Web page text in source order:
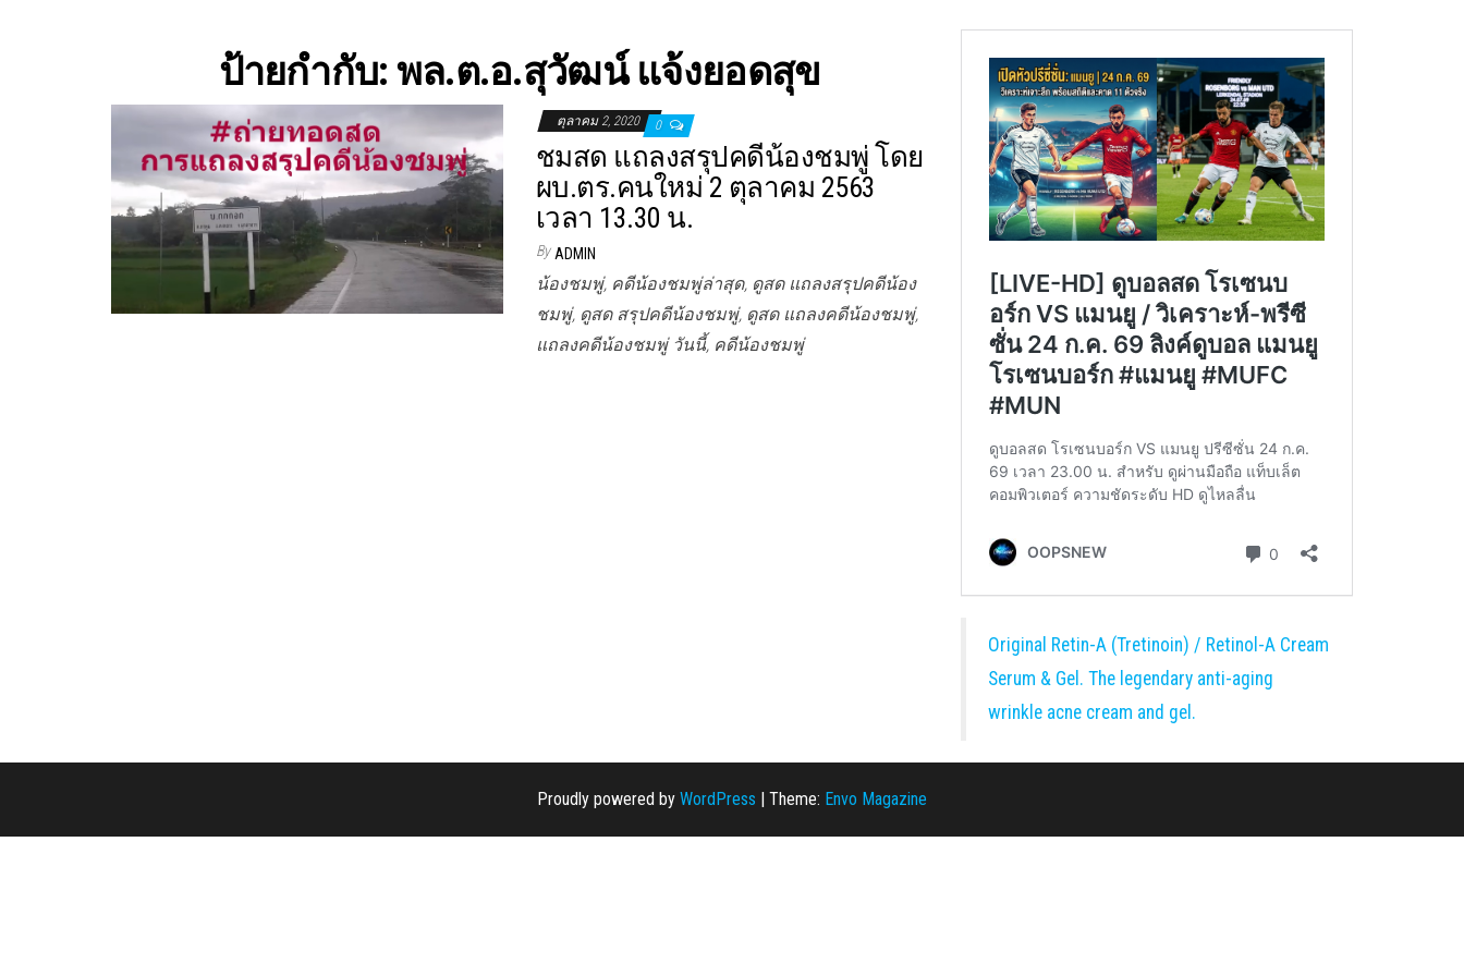
ป้ายกำกับ: พล.ต.อ.สุวัฒน์ แจ้งยอดสุข
ตุลาคม 2, 2020 0
ชมสด แถลงสรุปคดีน้องชมพู่ โดย
ผบ.ตร.คนใหม่ 2 ตุลาคม 2563
เวลา 13.30 น.
By ADMIN
น้องชมพู่, คดีน้องชมพู่ล่าสุด, ดูสด แถลงสรุปคดีน้อง
ชมพู่, ดูสด สรุปคดีน้องชมพู่, ดูสด แถลงคดีน้องชมพู่,
แถลงคดีน้องชมพู่ วันนี้, คดีน้องชมพู่
Original Retin-A (Tretinoin) / Retinol-A Cream
Serum & Gel. The legendary anti-aging
wrinkle acne cream and gel.
Proudly powered by WordPress | Theme: Envo Magazine